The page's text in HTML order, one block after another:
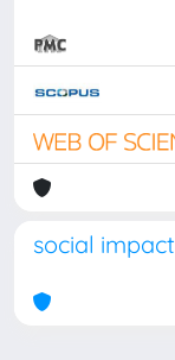
social impact